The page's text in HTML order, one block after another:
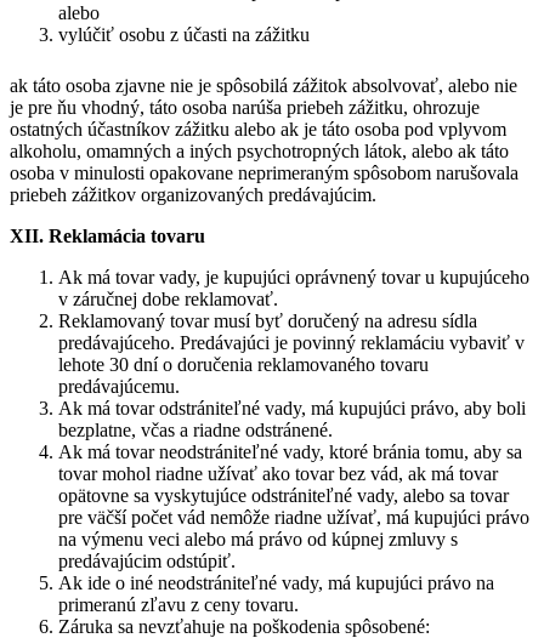
alebo
vylúčiť osobu z účasti na zážitku
ak táto osoba zjavne nie je spôsobilá zážitok absolvovať, alebo nie
je pre ňu vhodný, táto osoba narúša priebeh zážitku, ohrozuje
ostatných účastníkov zážitku alebo ak je táto osoba pod vplyvom
alkoholu, omamných a iných psychotropných látok, alebo ak táto
osoba v minulosti opakovane neprimeraným spôsobom narušovala
priebeh zážitkov organizovaných predávajúcim.
XII. Reklamácia tovaru
Ak má tovar vady, je kupujúci oprávnený tovar u kupujúceho
v záručnej dobe reklamovať.
Reklamovaný tovar musí byť doručený na adresu sídla
predávajúceho. Predávajúci je povinný reklamáciu vybaviť v
lehote 30 dní o doručenia reklamovaného tovaru
predávajúcemu.
Ak má tovar odstrániteľné vady, má kupujúci právo, aby boli
bezplatne, včas a riadne odstránené.
Ak má tovar neodstrániteľné vady, ktoré bránia tomu, aby sa
tovar mohol riadne užívať ako tovar bez vád, ak má tovar
opätovne sa vyskytujúce odstrániteľné vady, alebo sa tovar
pre väčší počet vád nemôže riadne užívať, má kupujúci právo
na výmenu veci alebo má právo od kúpnej zmluvy s
predávajúcim odstúpiť.
Ak ide o iné neodstrániteľné vady, má kupujúci právo na
primeranú zľavu z ceny tovaru.
Záruka sa nevzťahuje na poškodenia spôsobené: